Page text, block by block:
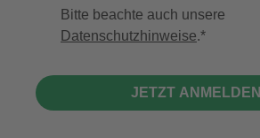
Bitte beachte auch unsere
Datenschutzhinweise.
JETZT ANMELDEN